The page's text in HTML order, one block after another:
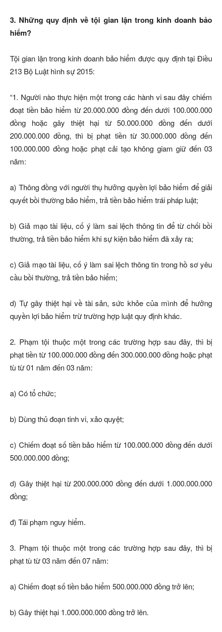
3. Những quy định về tội gian lận trong kinh doanh bảo
hiểm?
Tội gian lận trong kinh doanh bảo hiểm được quy định tại Điều
213 Bộ Luật hình sự 2015:
“1. Người nào thực hiện một trong các hành vi sau đây chiếm
đoạt tiền bảo hiểm từ 20.000.000 đồng đến dưới 100.000.000
đồng hoặc gây thiệt hại từ 50.000.000 đồng đến dưới
200.000.000 đồng, thì bị phạt tiền từ 30.000.000 đồng đến
100.000.000 đồng hoặc phạt cải tạo không giam giữ đến 03
năm:
a) Thông đồng với người thụ hưởng quyền lợi bảo hiểm để giải
quyết bồi thường bảo hiểm, trả tiền bảo hiểm trái pháp luật;
b) Giả mạo tài liệu, cố ý làm sai lệch thông tin để từ chối bồi
thường, trả tiền bảo hiểm khi sự kiện bảo hiểm đã xảy ra;
c) Giả mạo tài liệu, cố ý làm sai lệch thông tin trong hồ sơ yêu
cầu bồi thường, trả tiền bảo hiểm;
d) Tự gây thiệt hại về tài sản, sức khỏe của mình để hưởng
quyền lợi bảo hiểm trừ trường hợp luật quy định khác.
2. Phạm tội thuộc một trong các trường hợp sau đây, thì bị
phạt tiền từ 100.000.000 đồng đến 300.000.000 đồng hoặc phạt
tù từ 01 năm đến 03 năm:
a) Có tổ chức;
b) Dùng thủ đoạn tinh vi, xảo quyệt;
c) Chiếm đoạt số tiền bảo hiểm từ 100.000.000 đồng đến dưới
500.000.000 đồng;
d) Gây thiệt hại từ 200.000.000 đồng đến dưới 1.000.000.000
đồng;
đ) Tái phạm nguy hiểm.
3. Phạm tội thuộc một trong các trường hợp sau đây, thì bị
phạt tù từ 03 năm đến 07 năm:
a) Chiếm đoạt số tiền bảo hiểm 500.000.000 đồng trở lên;
b) Gây thiệt hại 1.000.000.000 đồng trở lên.